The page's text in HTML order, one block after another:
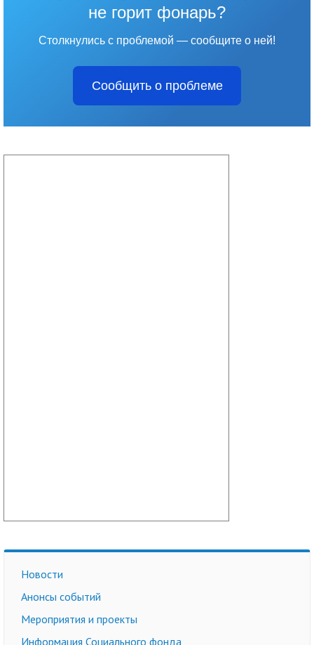
не горит фонарь?
Столкнулись с проблемой — сообщите о ней!
Сообщить о проблеме
Новости
Анонсы событий
Мероприятия и проекты
Информация Социального фонда